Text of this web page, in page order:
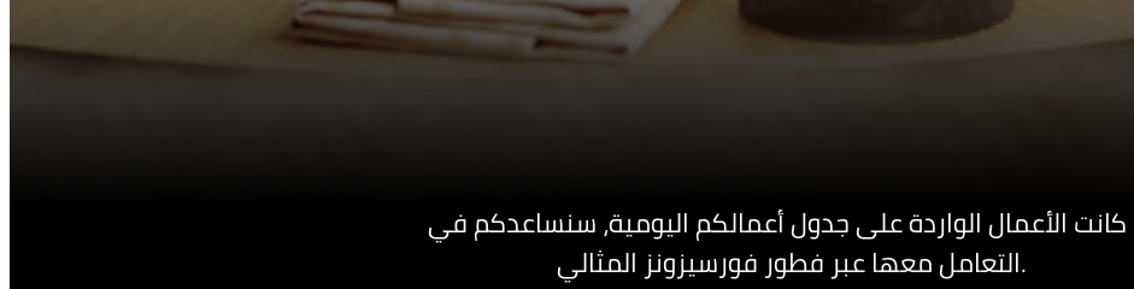
كانت الأعمال الواردة على جدول أعمالكم اليومية، سنساعدكم في
التعامل معها عبر فطور فورسيزونز المثالي.